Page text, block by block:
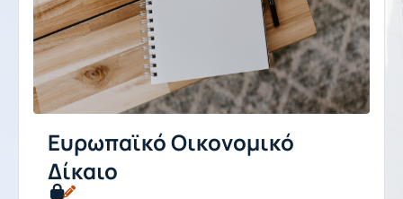
Ευρωπαϊκό Οικονομικό
Δίκαιο